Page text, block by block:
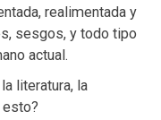
realimentada y
sesgos, y todo tipo
actual.
literatura, la